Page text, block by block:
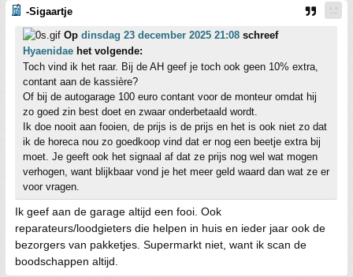
-Sigaartje
Op dinsdag 23 december 2025 21:08 schreef
Hyaenidae het volgende:
Toch vind ik het raar. Bij de AH geef je toch ook geen 10% extra,
contant aan de kassière?
Of bij de autogarage 100 euro contant voor de monteur omdat hij
zo goed zin best doet en zwaar onderbetaald wordt.
Ik doe nooit aan fooien, de prijs is de prijs en het is ook niet zo dat
ik de horeca nou zo goedkoop vind dat er nog een beetje extra bij
moet. Je geeft ook het signaal af dat ze prijs nog wel wat mogen
verhogen, want blijkbaar vond je het meer geld waard dan wat ze er
voor vragen.
Ik geef aan de garage altijd een fooi. Ook
reparateurs/loodgieters die helpen in huis en ieder jaar ook de
bezorgers van pakketjes. Supermarkt niet, want ik scan de
boodschappen altijd.